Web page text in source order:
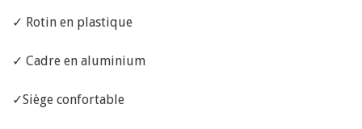
✓ Rotin en plastique
✓ Cadre en aluminium
✓Siège confortable